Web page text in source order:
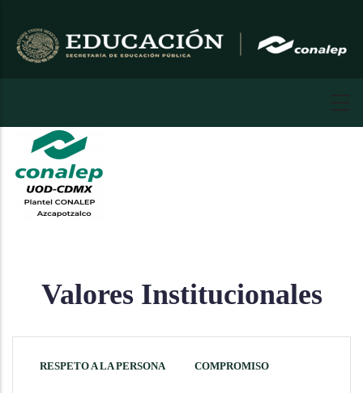
contenido
Valores Institucionales
RESPETO A LA PERSONA COMPROMISO